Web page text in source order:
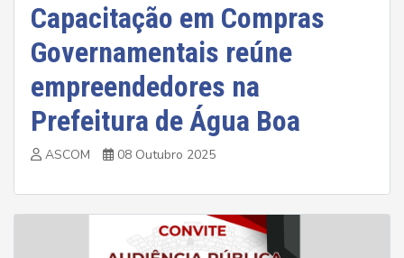
Capacitação em Compras
Governamentais reúne
empreendedores na
Prefeitura de Água Boa
ASCOM 08 Outubro 2025